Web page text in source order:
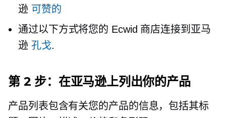
逊 可赞的
通过以下方式将您的 Ecwid 商店连接到亚马
逊 孔戈.
第 2 步：在亚马逊上列出你的产品
产品列表包含有关您的产品的信息，包括其标